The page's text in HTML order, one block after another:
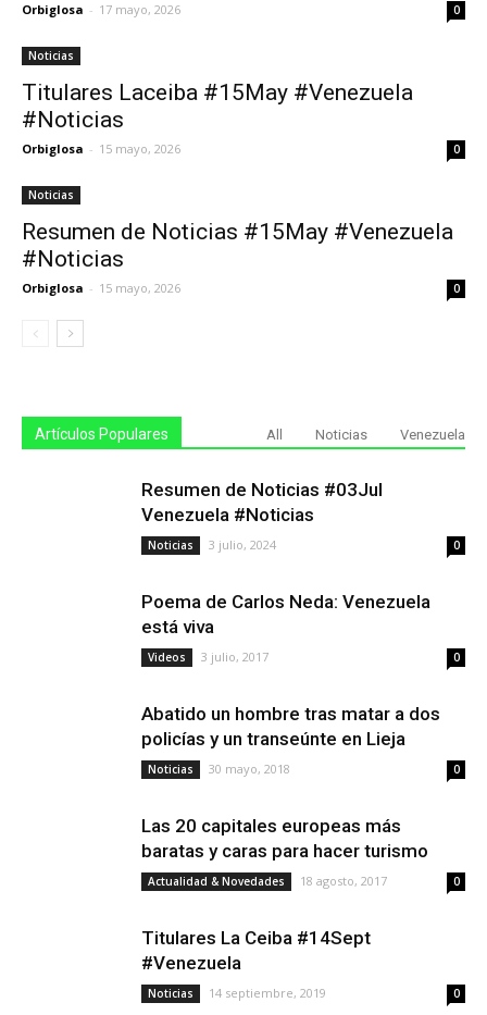
Orbiglosa - 17 mayo, 2026 0
Noticias
Titulares Laceiba #15May #Venezuela
#Noticias
Orbiglosa - 15 mayo, 2026 0
Noticias
Resumen de Noticias #15May #Venezuela
#Noticias
Orbiglosa - 15 mayo, 2026 0
Artículos Populares All Noticias Venezuela
Resumen de Noticias #03Jul
Venezuela #Noticias
Noticias 3 julio, 2024 0
Poema de Carlos Neda: Venezuela
está viva
Videos 3 julio, 2017 0
Abatido un hombre tras matar a dos
policías y un transeúnte en Lieja
Noticias 30 mayo, 2018 0
Las 20 capitales europeas más
baratas y caras para hacer turismo
Actualidad & Novedades 18 agosto, 2017 0
Titulares La Ceiba #14Sept
#Venezuela
Noticias 14 septiembre, 2019 0